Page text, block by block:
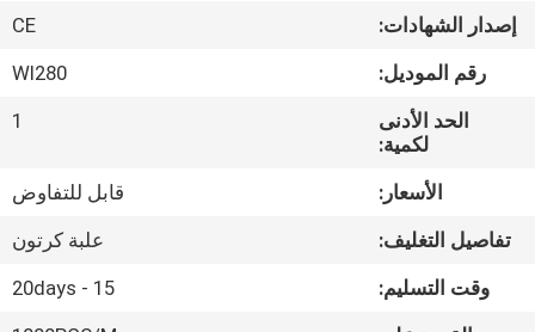
حولنا
جولة
المصنع
مراقبة
الجودة
إصدار الشهادات:
CE
رقم الموديل:
WI280
الحد الأدنى
لكمية:
1
الأسعار:
قابل للتفاوض
تفاصيل التغليف:
علبة كرتون
وقت التسليم:
15 - 20days